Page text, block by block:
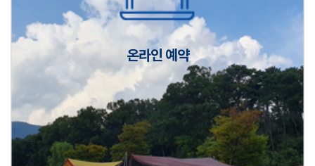
2026년 5월 캠핑장 안점 점검의 날 변경 안내
캠핑장(9월1일~6일) 미운영 공지
온라인 예약